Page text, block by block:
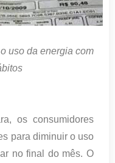
uso da energia com
os consumidores
para diminuir o uso
no final do mês. O